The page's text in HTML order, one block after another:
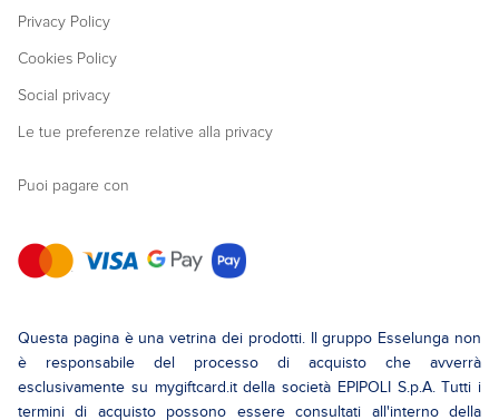
Privacy Policy
Cookies Policy
Social privacy
Le tue preferenze relative alla privacy
Puoi pagare con
Questa pagina è una vetrina dei prodotti. Il gruppo Esselunga non
è responsabile del processo di acquisto che avverrà
esclusivamente su mygiftcard.it della società EPIPOLI S.p.A. Tutti i
termini di acquisto possono essere consultati all'interno della